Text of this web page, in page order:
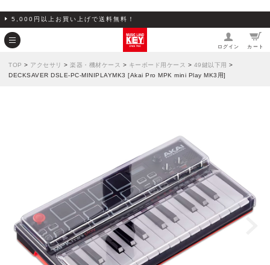
5,000円以上お買い上げで送料無料！
ログイン カート
TOP > アクセサリ > 楽器・機材ケース > キーボード用ケース > 49鍵以下用 >
DECKSAVER DSLE-PC-MINIPLAYMK3 [Akai Pro MPK mini Play MK3用]